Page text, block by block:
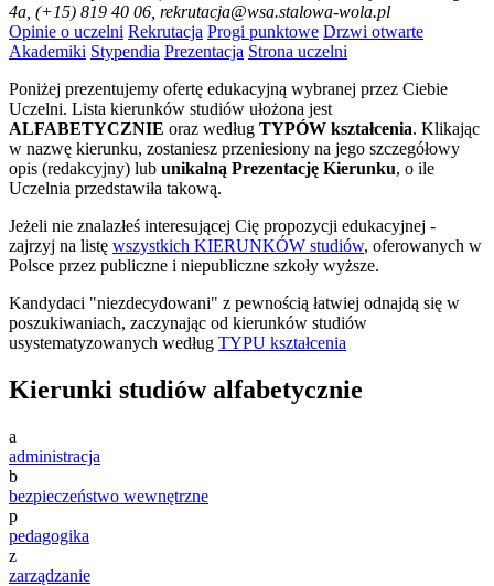
4a, (+15) 819 40 06, rekrutacja@wsa.stalowa-wola.pl
Opinie o uczelni Rekrutacja Progi punktowe Drzwi otwarte
Akademiki Stypendia Prezentacja Strona uczelni
Poniżej prezentujemy ofertę edukacyjną wybranej przez Ciebie
Uczelni. Lista kierunków studiów ułożona jest
ALFABETYCZNIE oraz według TYPÓW kształcenia. Klikając
w nazwę kierunku, zostaniesz przeniesiony na jego szczegółowy
opis (redakcyjny) lub unikalną Prezentację Kierunku, o ile
Uczelnia przedstawiła takową.
Jeżeli nie znalazłeś interesującej Cię propozycji edukacyjnej -
zajrzyj na listę wszystkich KIERUNKÓW studiów, oferowanych w
Polsce przez publiczne i niepubliczne szkoły wyższe.
Kandydaci "niezdecydowani" z pewnością łatwiej odnajdą się w
poszukiwaniach, zaczynając od kierunków studiów
usystematyzowanych według TYPU kształcenia
Kierunki studiów alfabetycznie
a
administracja
b
bezpieczeństwo wewnętrzne
p
pedagogika
z
zarządzanie